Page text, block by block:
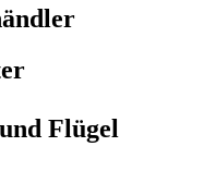
Flügel